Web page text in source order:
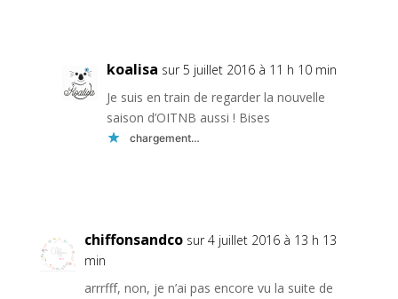
koalisa sur 5 juillet 2016 à 11 h 10 min
Je suis en train de regarder la nouvelle
saison d’OITNB aussi ! Bises
chargement…
chiffonsandco sur 4 juillet 2016 à 13 h 13
min
arrrfff, non, je n’ai pas encore vu la suite de